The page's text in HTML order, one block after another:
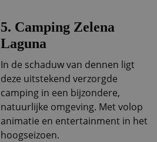
5. Camping Zelena
Laguna
In de schaduw van dennen ligt
deze uitstekend verzorgde
camping in een bijzondere,
natuurlijke omgeving. Met volop
animatie en entertainment in het
hoogseizoen.